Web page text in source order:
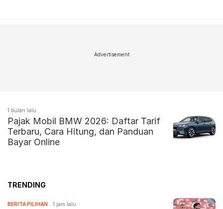
Advertisement
1 bulan lalu
Pajak Mobil BMW 2026: Daftar Tarif
Terbaru, Cara Hitung, dan Panduan
Bayar Online
TRENDING
BERITA PILIHAN 1 jam lalu